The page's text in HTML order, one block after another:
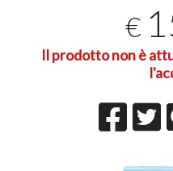
€
Il prodotto non è